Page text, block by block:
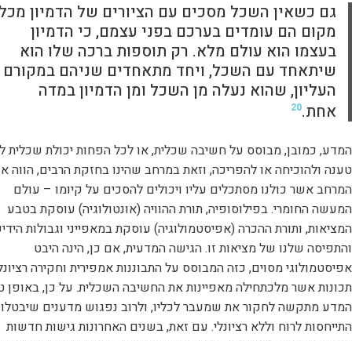
גם כשאין השכל מסכים עם הציורים של הדמיון
מקום הם עומדים בערכם בפני עצמם, כי הדמיון
בעצמו הוא עולם מלא. רק תוספות ברכה שלו הוא
שיתאחד עם השכל, ויחד מתאחדים שניהם במקורם
העליון, שהוא נעלה מן השכל ומן הדמיון במדה
אחת.20
המדע, כמובן, מבוסס על חשיבה שכלית, או לכל הפחות יכולת שכלית
טענה ולהוכיחה או להפריכה, וזאת במרחב שהינו בחזקת הרבים, הווה
המרחב אשר כולנו מסתכלים עליו ויכולים להסכים על קיומו – עולם
המעשה החומרי. בפילוסופיה, תורת ההוויה (אונטולוגיה) עוסקת בטבע
המציאות, ותורת ההכרה (אפיסטמולוגיה) עוסקת במאפייני וגבולות
והתפיסה שלנו של מציאות זו. הגישה המדעית, אם כן, הינה היבט
אפיסטמולוגי מסוים, כזה המבוסס על התבוננות אמפירית וחקירה
תכונות אשר מלכתחילה מאפיינות את החשיבה השכלית. על כן, באופן
המדע מתקשה לחקור את שמעבר לכליו, ולרוב נפגוש מדענים
התייחסות לרוח וללא רציונלי. עם זאת, בשנים האחרונות גישות חדשות